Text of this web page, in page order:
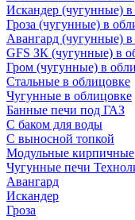
Искандер (чугунные)
Гроза (чугунные) в
Авангард (чугунные)
GFS ЗК (чугунные) в
Гром (чугунные) в
Стальные в облицовке
Чугунные в облицовке
Банные печи под ГАЗ
С баком для воды
С выносной топкой
Модульные кирпичные
Чугунные печи
Авангард
Искандер
Гроза